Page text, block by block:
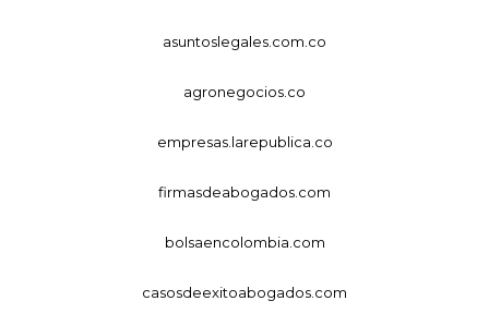
asuntoslegales.com.co
agronegocios.co
empresas.larepublica.co
firmasdeabogados.com
bolsaencolombia.com
casosdeexitoabogados.com